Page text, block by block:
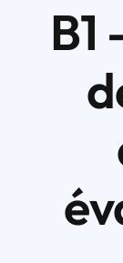
Actualités
B1